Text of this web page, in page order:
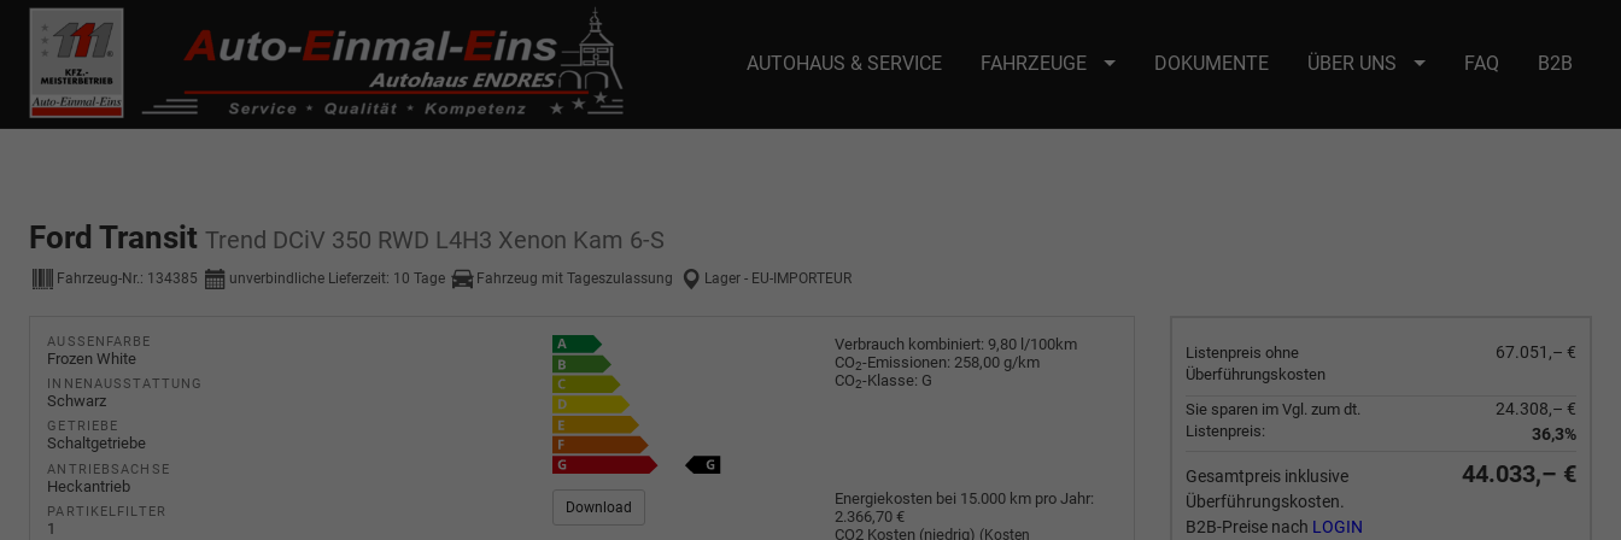
------------ Host Name : selector1._domainkey Points to address or value: selector1-aee-de0k._domainkey.autoeinmaleins.onmicrosoft.com Host Name : selector2._domainkey Points to address or value: selector2-aee-
de0k._domainkey.autoeinmaleins.onmicrosoft.com
AUTOHAUS & SERVICE FAHRZEUGE DOKUMENTE ÜBER UNS FAQ B2B
Ford Transit Trend DCiV 350 RWD L4H3 Xenon Kam 6-S
Fahrzeug-Nr.: 134385 unverbindliche Lieferzeit: 10 Tage Fahrzeug mit Tageszulassung Lager - EU-IMPORTEUR
Listenpreis ohne
Überführungskosten
67.051,– €
Sie sparen im Vgl. zum dt.
Listenpreis:
24.308,– €
36,3%
Gesamtpreis inklusive
Überführungskosten.
B2B-Preise nach LOGIN
44.033,– €
AUSSENFARBE
Frozen White
INNENAUSSTATTUNG
Schwarz
GETRIEBE
Schaltgetriebe
ANTRIEBSACHSE
Heckantrieb
PARTIKELFILTER
1
Verbrauch kombiniert: 9,80 l/100km
CO2-Emissionen: 258,00 g/km
CO2-Klasse: G
Download
Energiekosten bei 15.000 km pro Jahr:
2.366,70 €
CO2 Kosten (niedrig) (Kosten